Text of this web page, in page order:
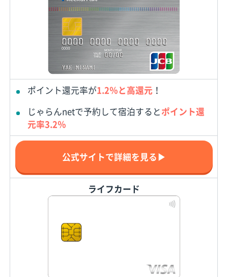
ポイント還元率が1.2％と高還元 ！
じゃらんnetで予約して宿泊するとポイント還
元率3.2％
公式サイトで詳細を見る▶
ライフカード